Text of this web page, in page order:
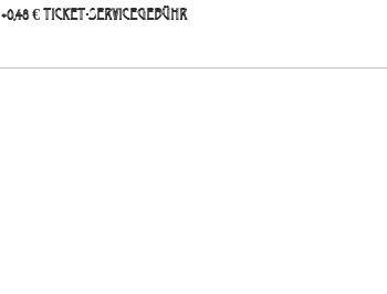
+0,48 € Ticket-Servicegebühr